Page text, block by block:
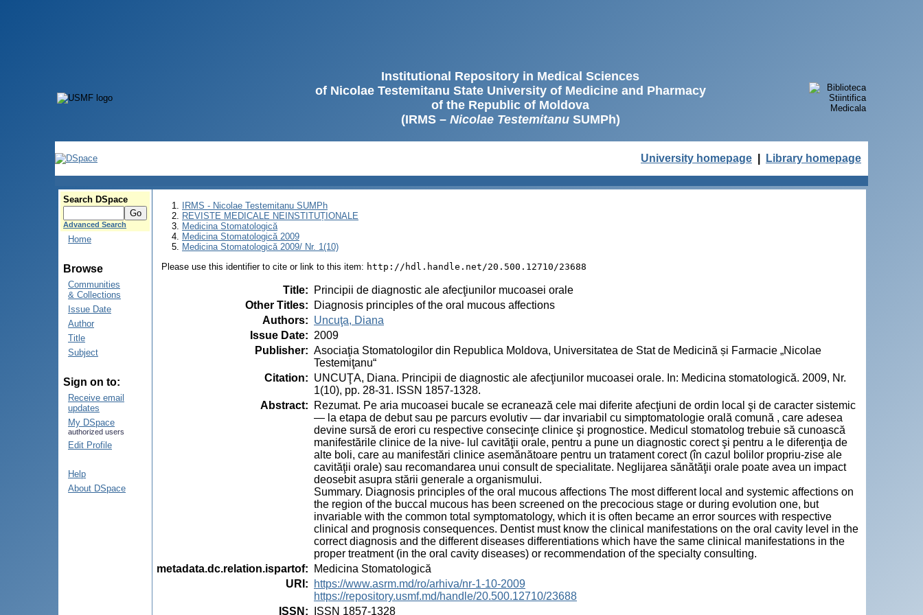
Institutional Repository in Medical Sciences
of Nicolae Testemitanu State University of Medicine and Pharmacy
of the Republic of Moldova
(IRMS – Nicolae TestemitanuSUMPh)
University homepage Library homepage
Search DSpace
Advanced Search
Home
Browse
Communities
& Collections
Issue Date
Author
Title
Subject
Sign on to:
Receive email
updates
My DSpace
authorized users
Edit Profile
Help
About DSpace
IRMS - Nicolae Testemitanu SUMPh
REVISTE MEDICALE NEINSTITUȚIONALE
Medicina Stomatologică
Medicina Stomatologică 2009
Medicina Stomatologică 2009/ Nr. 1(10)
Please use this identifier to cite or link to this item: http://hdl.handle.net/20.500.12710/23688
Title:
Principii de diagnostic ale afecţiunilor mucoasei orale
Other Titles:
Diagnosis principles of the oral mucous affections
Authors: Uncuţa, Diana
Issue Date: 2009
Publisher: Asociaţia Stomatologilor din Republica Moldova, Universitatea de Stat de Medicină și Farmacie „Nicolae
Testemiţanu“
Citation: UNCUŢA, Diana. Principii de diagnostic ale afecţiunilor mucoasei orale. In: Medicina stomatologică. 2009, Nr.
1(10), pp. 28-31. ISSN 1857-1328.
Abstract:
Rezumat. Pe aria mucoasei bucale se ecranează cele mai diferite afecţiuni de ordin local şi de caracter sistemic
— la etapa de debut sau pe parcurs evolutiv — dar invariabil cu simptomatologie orală comună , care adesea
devine sursă de erori cu respective consecinţe clinice şi prognostice. Medicul stomatolog trebuie să cunoască
manifestările clinice de la nive‑ lul cavităţii orale, pentru a pune un diagnostic corect şi pentru a le diferenţia de
alte boli, care au manifestări clinice asemănătoare pentru un tratament corect (în cazul bolilor propriu‑zise ale
cavităţii orale) sau recomandarea unui consult de specialitate. Neglijarea sănătăţii orale poate avea un impact
deosebit asupra stării generale a organismului.
Summary. Diagnosis principles of the oral mucous affections The most different local and systemic affections on
the region of the buccal mucous has been screened on the precocious stage or during evolution one, but
invariable with the common total symptomatology, which it is often became an error sources with respective
clinical and prognosis consequences. Dentist must know the clinical manifestations on the oral cavity level in the
correct diagnosis and the different diseases differentiations which have the same clinical manifestations in the
proper treatment (in the oral cavity diseases) or recommendation of the specialty consulting.
metadata.dc.relation.ispartof:
Medicina Stomatologică
URI :
https://www.asrm.md/ro/arhiva/nr-1-10-2009
https://repository.usmf.md/handle/20.500.12710/23688
ISSN : ISSN 1857-1328